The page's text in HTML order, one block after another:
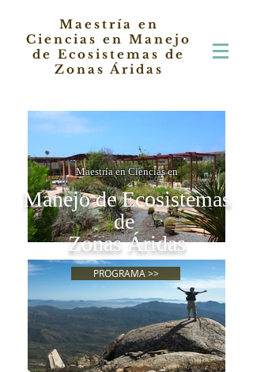
Maestría en
Ciencias en Manejo
de Ecosistemas de
Zonas Áridas
Manejo de Ecosistemas
de
Zonas Áridas
PROGRAMA >>
Maestría en Ciencias en